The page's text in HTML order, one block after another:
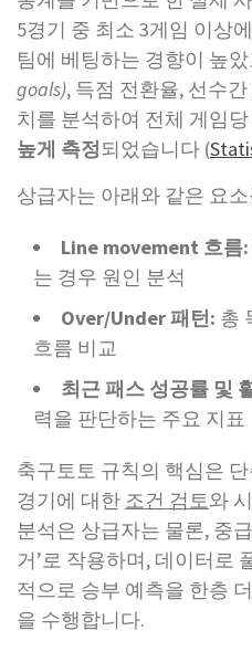
5경기 중 최소 3게임 이상
팀에 베팅하는 경향이 높
goals), 득점 전환율, 선수간
치를 분석하여 전체 게임
높게 측정되었습니다 (
상급자는 아래와 같은 요
Line movement 흐름:
는 경우 원인 분석
Over/Under 패턴: 총
흐름 비교
최근 패스 성공률 및
력을 판단하는 주요 지표
축구토토 규칙의 핵심은
경기에 대한 조건 검토와
분석은 상급자는 물론, 중
거’로 작용하며, 데이터로
적으로 승부 예측을 한층
을 수행합니다.